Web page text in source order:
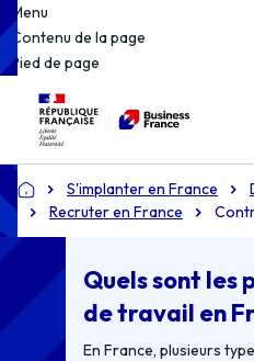
Menu
Contenu de la page
Pied de page
Accueil S'implanter en France
Recruter en France
Quels sont les
de travail en
En France, plusieurs